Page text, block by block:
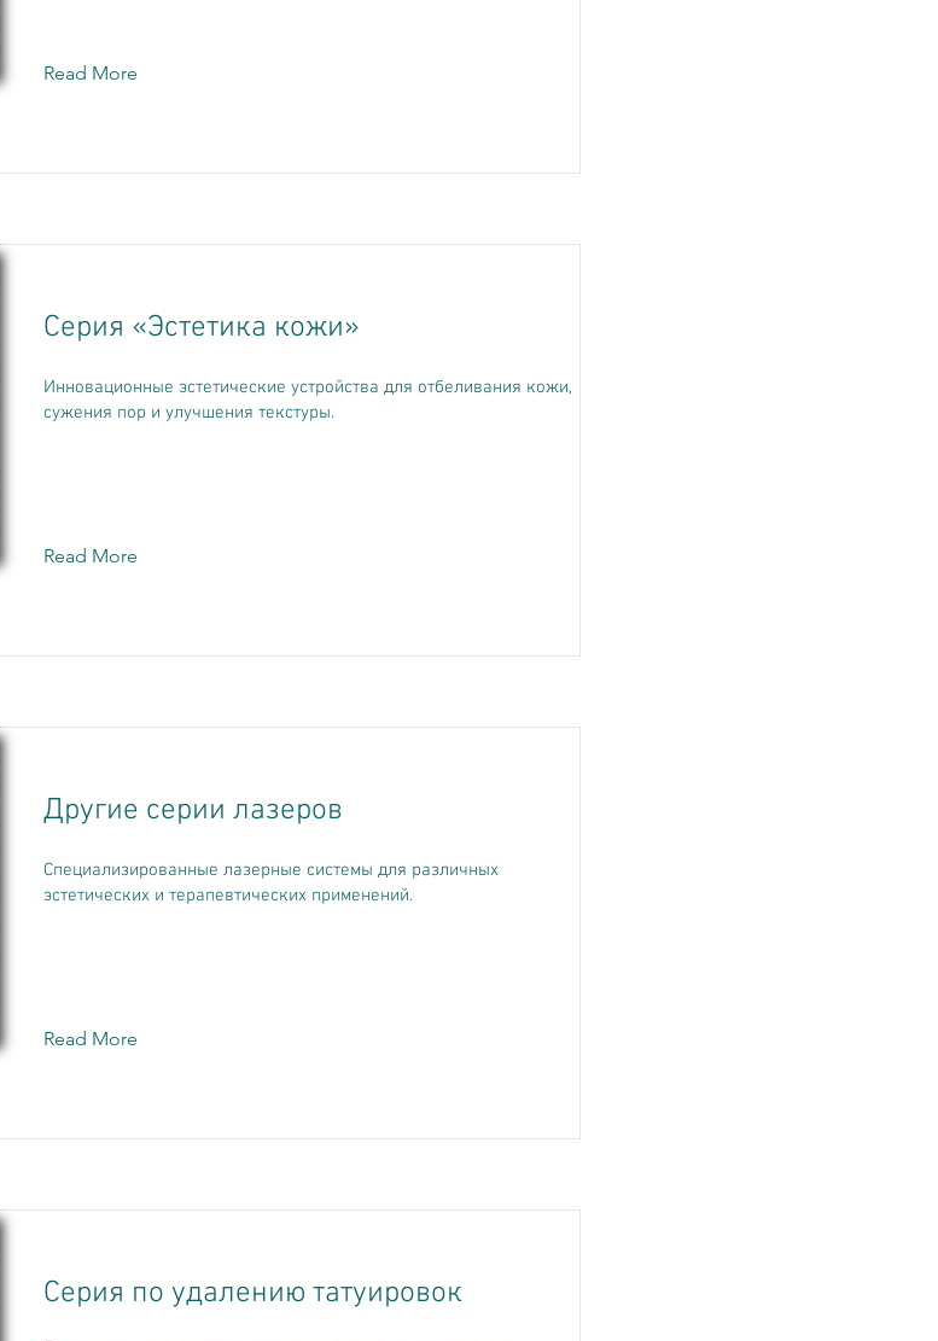
Read More
Серия «Эстетика кожи»
Инновационные эстетические устройства для отбеливания кожи,
сужения пор и улучшения текстуры.
Read More
Другие серии лазеров
Специализированные лазерные системы для различных
эстетических и терапевтических применений.
Read More
Серия по удалению татуировок